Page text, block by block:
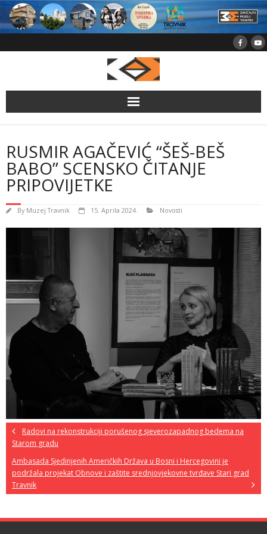
Skip
content
RUSMIR AGAČEVIĆ “ŠEŠ-BEŠ
BABO” SCENSKO ČITANJE
PRIPOVIJETKE
By Muzej Travnik 15. Aprila 2024. Novosti
Radovi na rekonstrukciji porušenog sjeverozapadnog bedema na
Starom gradu
Ambasada Sjedinjenih Američkih Država u Bosni i Hercegovini je
podržala projekat Obnove i zaštite srednjovjekovne tvrđave Stari grad
Travnik